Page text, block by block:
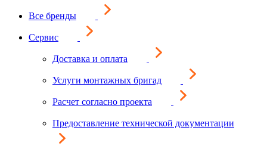
Все бренды
Сервис
Доставка и оплата
Услуги монтажных бригад
Расчет согласно проекта
Предоставление технической документации